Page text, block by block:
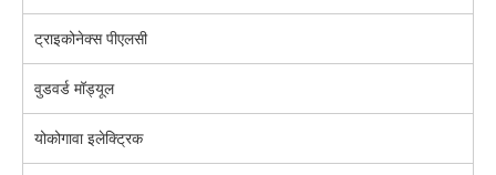
ट्राइकोनेक्स पीएलसी
वुडवर्ड मॉड्यूल
योकोगावा इलेक्ट्रिक